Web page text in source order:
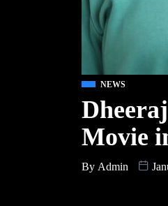
NEWS
Movie
By Admin